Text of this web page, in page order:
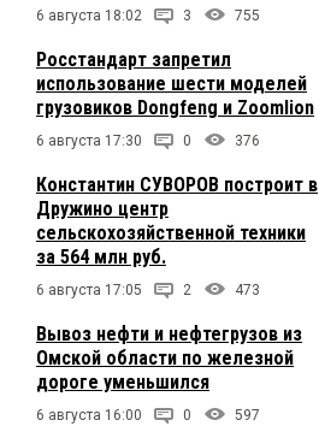
6 августа 18:02 3 755
Росстандарт запретил
использование шести моделей
грузовиков Dongfeng и Zoomlion
6 августа 17:30 0 376
Константин СУВОРОВ построит в
Дружино центр
сельскохозяйственной техники
за 564 млн руб.
6 августа 17:05 2 473
Вывоз нефти и нефтегрузов из
Омской области по железной
дороге уменьшился
6 августа 16:00 0 597